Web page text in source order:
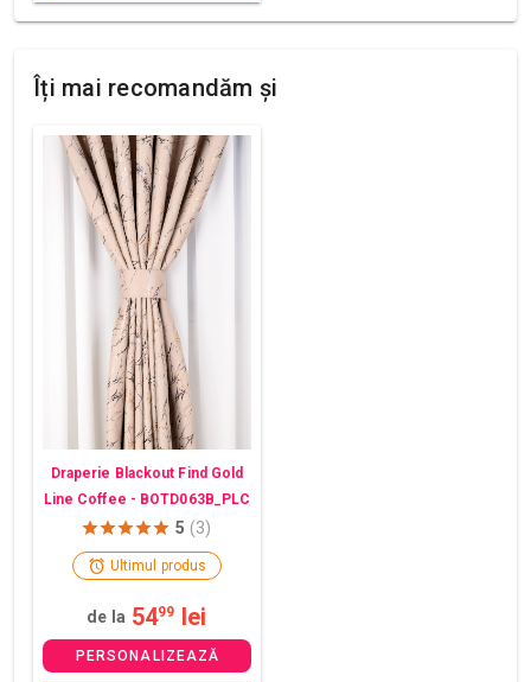
Îți mai recomandăm și
Draperie Blackout Find Gold
Line Coffee - BOTD063B_PLC
5 (3)
Ultimul produs
de la 5499 lei
PERSONALIZEAZĂ